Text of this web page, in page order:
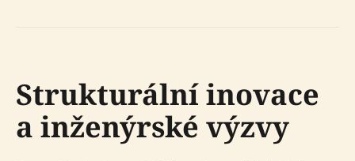
Strukturální inovace
a inženýrské výzvy